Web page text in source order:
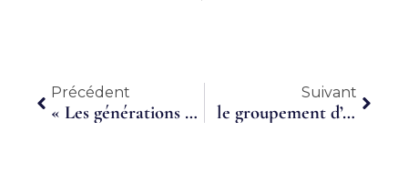
Précédent
Précédent
« Les générations YZ ne veulent plus travailler dans des boîtes comme les vôtres »
Suivant
le groupement d’employeurs, Une modalité de recrutement à temps partagé